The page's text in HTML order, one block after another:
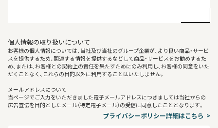
個人情報の取り扱いについて
お客様の個人情報については、当社及び当社のグループ企業が、より良い商品・サービ
スを提供するため、関連する情報を提供するなどして商品・サービスをお勧めするた
め、または、お客様との契約上の責任を果たすためにのみ利用し、お客様の同意をいた
だくことなく、これらの目的以外に利用することはいたしません。
メールアドレスについて
当ページでご入力をいただきました電子メールアドレスにつきましては当社からの
広告宣伝を目的としたメール（特定電子メール）の受信に同意したこととなります。
プライバシーポリシー詳細はこちら